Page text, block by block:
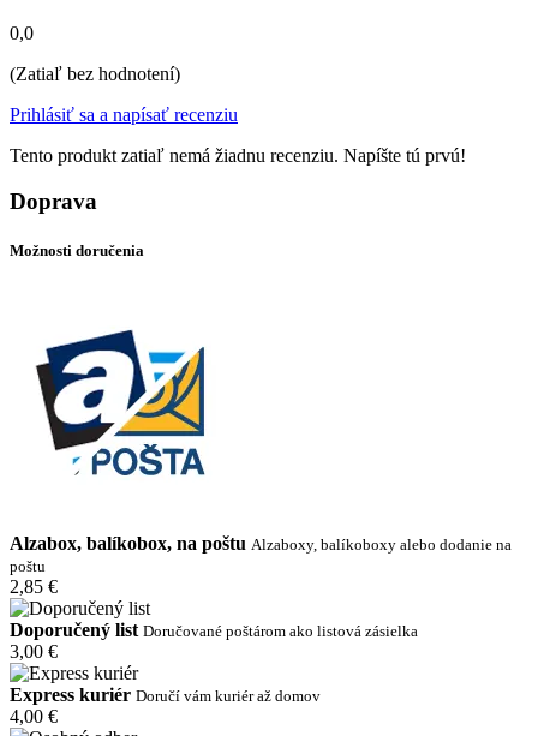
0,0
(Zatiaľ bez hodnotení)
Prihlásiť sa a napísať recenziu
Tento produkt zatiaľ nemá žiadnu recenziu. Napíšte tú prvú!
Doprava
Možnosti doručenia
Alzabox, balíkobox, na poštu Alzaboxy, balíkoboxy alebo dodanie na
poštu
2,85 €
Doporučený list Doručované poštárom ako listová zásielka
3,00 €
Express kuriér Doručí vám kuriér až domov
4,00 €